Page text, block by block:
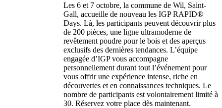
Les 6 et 7 octobre, la commune de Wil, Saint-
Gall, accueille de nouveau les IGP RAPID®
Days. Là, les participants peuvent découvrir plus
de 200 pièces, une ligne ultramoderne de
revêtement poudre pour le bois et des aperçus
exclusifs des dernières tendances. L’équipe
engagée d’IGP vous accompagne
personnellement durant tout l’événement pour
vous offrir une expérience intense, riche en
découvertes et en connaissances techniques. Le
nombre de participants est volontairement limité à
30. Réservez votre place dès maintenant.